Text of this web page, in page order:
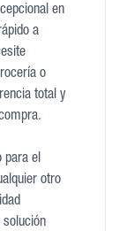
en
a
o
total y
para el
otro
solución